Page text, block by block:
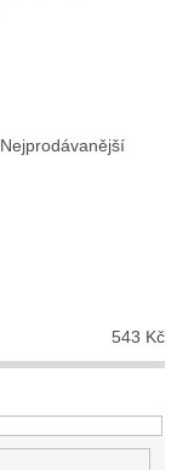
Nejprodávanější
543 Kč